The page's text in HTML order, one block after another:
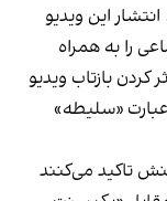
این ویدیو
را به همراه
بازتاب ویدیو
عبارت «‌سلیطه»
تاکید می‌کنند